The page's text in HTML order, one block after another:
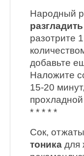
Народный
разотрите
добавьте
Наложите
15-20
* * * * *
Сок,
тоника для